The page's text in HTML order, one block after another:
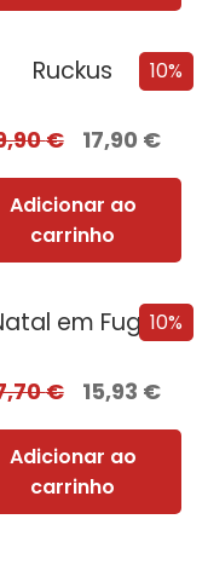
10%
Ruckus
€ 17,90 €
Adicionar ao
carrinho
10%
em Fuga
€ 15,93 €
Adicionar ao
carrinho